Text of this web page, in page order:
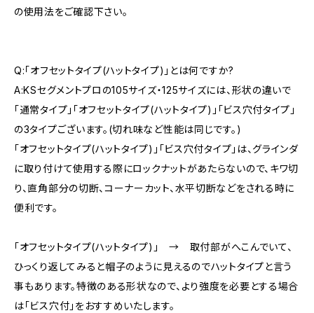
の使用法をご確認下さい。
Q:「オフセットタイプ(ハットタイプ)」とは何ですか?
A:KSセグメントプロの105サイズ・125サイズには、形状の違いで
「通常タイプ」「オフセットタイプ(ハットタイプ)」「ビス穴付タイプ」
の3タイプございます。(切れ味など性能は同じです。)
「オフセットタイプ(ハットタイプ)」「ビス穴付タイプ」は、グラインダ
に取り付けて使用する際にロックナットがあたらないので、キワ切
り、直角部分の切断、コーナーカット、水平切断などをされる時に
便利です。
「オフセットタイプ(ハットタイプ)」 → 取付部がへこんでいて、
ひっくり返してみると帽子のように見えるのでハットタイプと言う
事もあります。特徴のある形状なので、より強度を必要とする場合
は「ビス穴付」をおすすめいたします。